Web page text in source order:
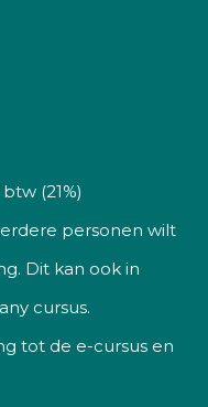
(21%)
personen wilt
Dit kan ook in
cursus.
tot de e-cursus en